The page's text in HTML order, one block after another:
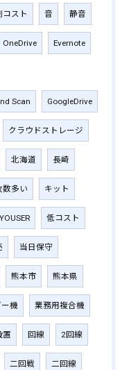
コスト 音 静音
OneDrive Evernote
Scan GoogleDrive
クラウドストレージ
北海道 長崎
数多い キット
低コスト
当日保守
熊本市 熊本県
機 業務用複合機
置 回線 2回線
二回戦 二回線